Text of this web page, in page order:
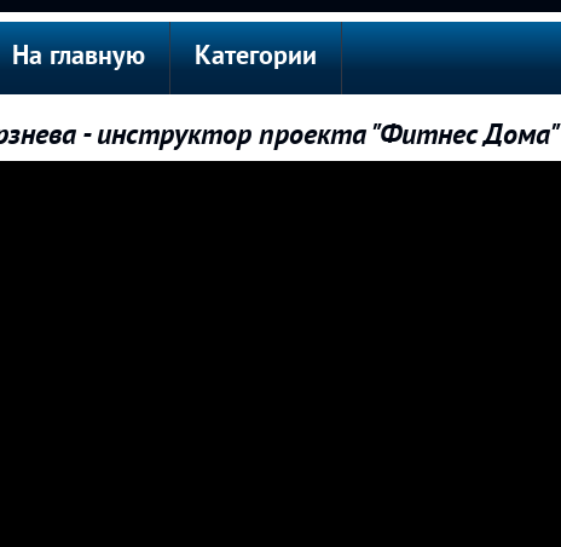
На главную Категории
- инструктор проекта "Фитнес Дома"